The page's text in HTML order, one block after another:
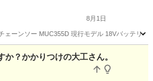
8月1日
ーンソー MUC355D 現行モデル 18Vバッテリー
その他 チェーンソー
か？かかりつけの大工さん。